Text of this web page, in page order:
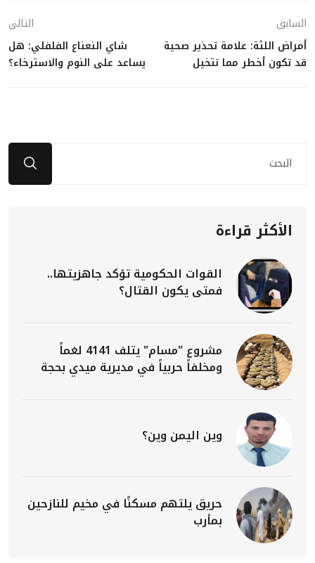
السابق
أمراض اللثة: علامة تحذير صحية
قد تكون أخطر مما تتخيل
التالي
شاي النعناع الفلفلي: هل
يساعد على النوم والاسترخاء؟
الأكثر قراءة
القوات الحكومية تؤكد جاهزيتها..
فمتى يكون القتال؟
مشروع "مسام" يتلف 4141 لغماً
ومخلفاً حربياً في مديرية ميدي بحجة
وين اليمن وين؟
حريق يلتهم مسكنًا في مخيم للنازحين
بمأرب